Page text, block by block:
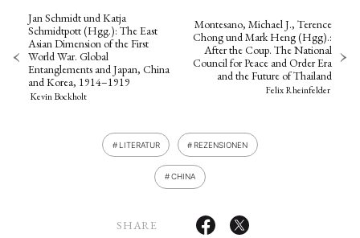
Jan Schmidt und Katja
Schmidtpott (Hgg.): The East
Asian Dimension of the First
World War. Global
Entanglements and Japan, China
and Korea, 1914–1919
Kevin Bockholt
Montesano, Michael J., Terence
Chong und Mark Heng (Hgg).:
After the Coup. The National
Council for Peace and Order Era
and the Future of Thailand
Felix Rheinfelder
LITERATUR REZENSIONEN
CHINA
SHARE